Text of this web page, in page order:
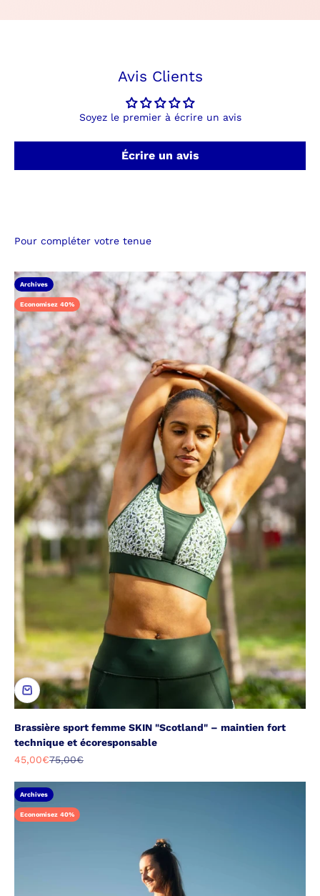
Avis Clients
Soyez le premier à écrire un avis
Écrire un avis
Pour compléter votre tenue
Archives
Economisez 40%
Brassière sport femme SKIN "Scotland" – maintien fort
technique et écoresponsable
Prix de vente
45,00€Prix normal
75,00€
Archives
Economisez 40%